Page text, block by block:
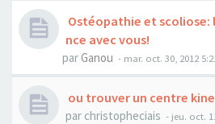
Ostéopathie et scoliose:
nce avec vous!
parGanou - mar. oct. 30, 2012
ou trouver un centre
par christopheciais - jeu. oct.